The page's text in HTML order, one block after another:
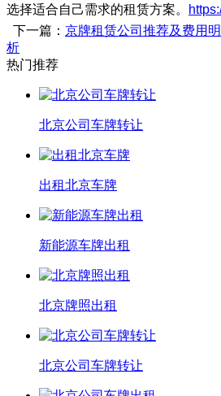
选择适合自己需求的租赁方案。
下一篇： 京牌租赁公司推荐及费用
析
热门推荐
北京公司车牌转让
出租北京车牌
新能源车牌出租
北京牌照出租
北京公司车牌转让